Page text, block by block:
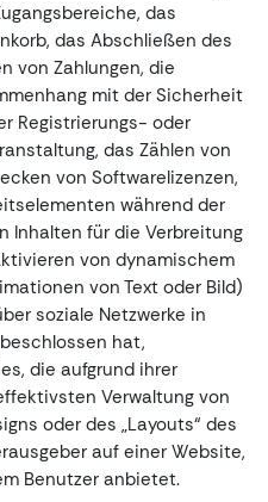
das
das Abschließen des
von Zahlungen, die
mit der Sicherheit
Registrierungs- oder
das Zählen von
von Softwarelizenzen,
während der
Inhalten für die Verbreitung
von dynamischem
von Text oder Bild)
soziale Netzwerke in
hat,
die aufgrund ihrer
Verwaltung von
oder des „Layouts“ des
auf einer Website,
Benutzer anbietet.